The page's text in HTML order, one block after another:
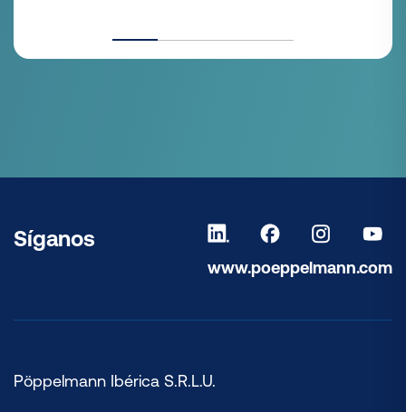
Síganos
www.poeppelmann.com
Pöppelmann Ibérica S.R.L.U.